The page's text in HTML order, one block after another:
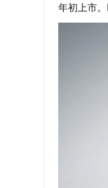
年初上市